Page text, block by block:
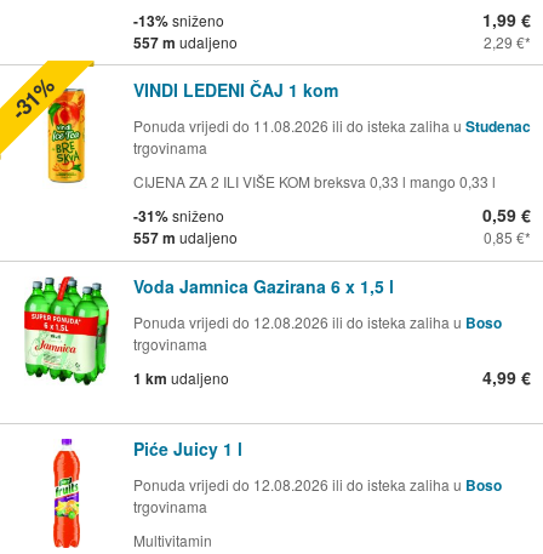
-13%sniženo
557 m udaljeno
1,99 €
2,29 €
VINDI LEDENI ČAJ 1 kom
Ponuda vrijedi do 11.08.2026 ili do isteka zaliha u Studenac
trgovinama
CIJENA ZA 2 ILI VIŠE KOM breksva 0,33 l mango 0,33 l
-31%sniženo
557 m udaljeno
0,59 €
0,85 €
-31%
Voda Jamnica Gazirana 6 x 1,5 l
Ponuda vrijedi do 12.08.2026 ili do isteka zaliha u Boso
trgovinama
1 km udaljeno 4,99 €
Piće Juicy 1 l
Ponuda vrijedi do 12.08.2026 ili do isteka zaliha u Boso
trgovinama
Multivitamin